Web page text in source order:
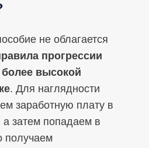
не облагается
прогрессии
высокой
. Для наглядности
заработную плату в
а затем попадаем в
получаем